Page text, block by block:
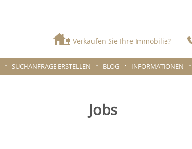
Verkaufen Sie Ihre Immobilie?
SUCHANFRAGE ERSTELLEN BLOG INFORMATIONEN
Jobs